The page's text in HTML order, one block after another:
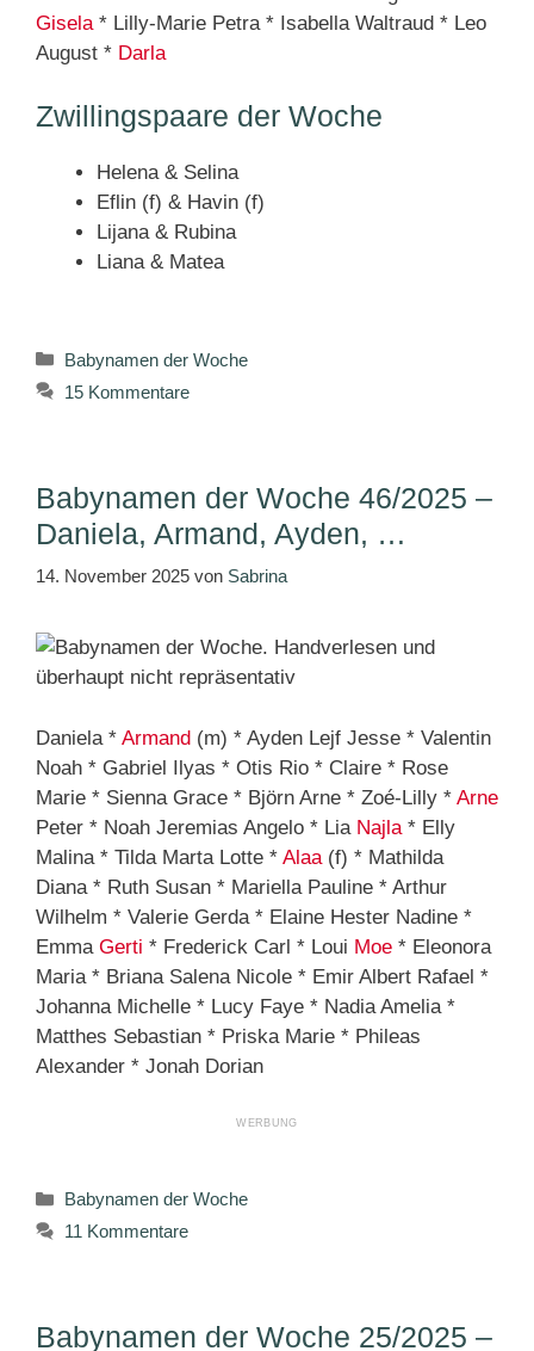
Gisela * Lilly-Marie Petra * Isabella Waltraud * Leo
August * Darla
Zwillingspaare der Woche
Helena & Selina
Eflin (f) & Havin (f)
Lijana & Rubina
Liana & Matea
Kategorien
Babynamen der Woche
15 Kommentare
Babynamen der Woche 46/2025 –
Daniela, Armand, Ayden, …
14. November 2025 von Sabrina
Daniela * Armand (m) * Ayden Lejf Jesse * Valentin
Noah * Gabriel Ilyas * Otis Rio * Claire * Rose
Marie * Sienna Grace * Björn Arne * Zoé-Lilly * Arne
Peter * Noah Jeremias Angelo * Lia Najla * Elly
Malina * Tilda Marta Lotte * Alaa (f) * Mathilda
Diana * Ruth Susan * Mariella Pauline * Arthur
Wilhelm * Valerie Gerda * Elaine Hester Nadine *
Emma Gerti * Frederick Carl * Loui Moe * Eleonora
Maria * Briana Salena Nicole * Emir Albert Rafael *
Johanna Michelle * Lucy Faye * Nadia Amelia *
Matthes Sebastian * Priska Marie * Phileas
Alexander * Jonah Dorian
Kategorien
Babynamen der Woche
11 Kommentare
Babynamen der Woche 25/2025 –